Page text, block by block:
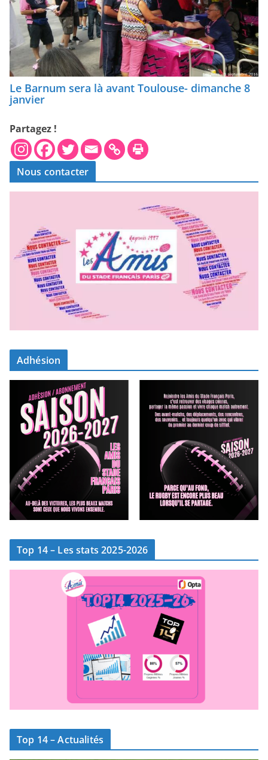
Le Barnum sera là avant Toulouse- dimanche 8
janvier
Partagez !
Nous contacter
Adhésion
Top 14 – Les stats 2025-2026
Top 14 – Actualités